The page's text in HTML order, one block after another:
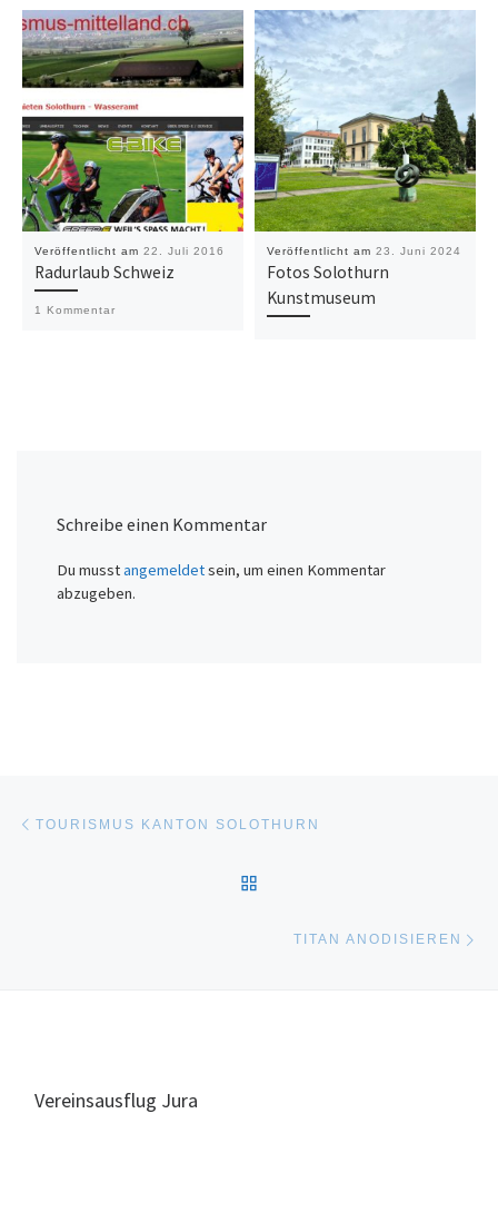
Veröffentlicht am22. Juli 2016
Radurlaub Schweiz
1 Kommentar
Veröffentlicht am23. Juni 2024
Fotos Solothurn
Kunstmuseum
Schreibe einen Kommentar
Du musstangemeldetsein, um einen Kommentar
abzugeben.
TOURISMUS KANTON SOLOTHURN
TITAN ANODISIEREN
Vereinsausflug Jura